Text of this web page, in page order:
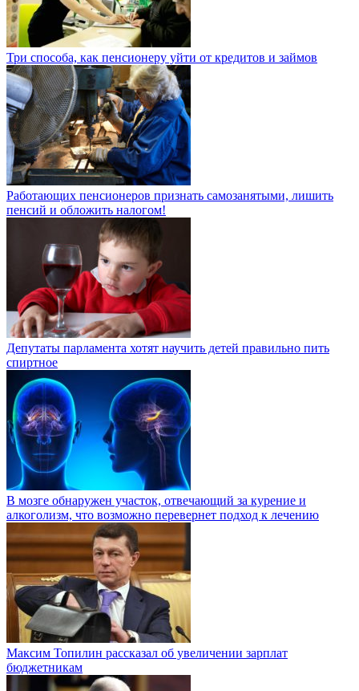
Три способа, как пенсионеру уйти от кредитов и займов
Работающих пенсионеров признать самозанятыми, лишить
пенсий и обложить налогом!
Депутаты парламента хотят научить детей правильно пить
спиртное
В мозге обнаружен участок, отвечающий за курение и
алкоголизм, что возможно перевернет подход к лечению
Максим Топилин рассказал об увеличении зарплат
бюджетникам